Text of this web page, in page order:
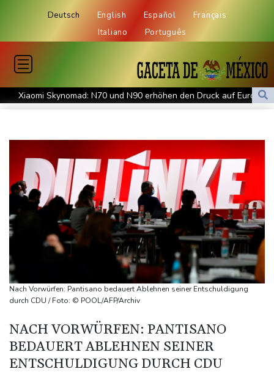
Deutsch English Español
Français
Italiano
Português
Xiaomi Skynomad: N70 und N90 erhöhen den Druck auf Europas
SUV-Markt
Papst Leo XIV. will bei Frankreich-Besuch Missbrauchsopfer
treffen
Nationaler Sicherheitsrat mit Merz tagt zu Drohnenvorfall in
Leipzig
Kabel der Deutschen Bahn beschädigt: Kölner Staatsschutz
ermittelt wegen Sabotage
Frankreichs Außenminister Barrot kündigt Reaktion auf russische
Wahlkampf-Einmischung an
Ein Viertel der Reisenden in Deutschland lässt sich Ziele von der
Norwegens Fußball-Verband fordert Infantinos Rücktritt
Verurteilte Linksextremistin: Bundesgerichtshof bestätigt
Beugehaft für Lina E.
Nach Vorwürfen: Pantisano bedauert Ablehnen seiner Entschuldigung
durch CDU / Foto: © POOL/AFP/Archiv
NACH VORWÜRFEN: PANTISANO
BEDAUERT ABLEHNEN SEINER
ENTSCHULDIGUNG DURCH CDU